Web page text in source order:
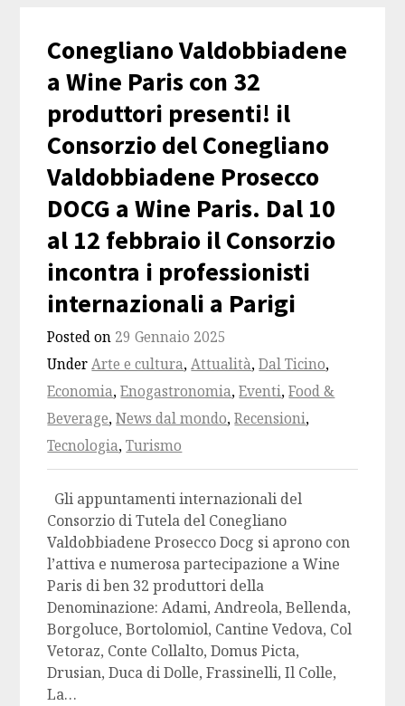
Conegliano Valdobbiadene
a Wine Paris con 32
produttori presenti! il
Consorzio del Conegliano
Valdobbiadene Prosecco
DOCG a Wine Paris. Dal 10
al 12 febbraio il Consorzio
incontra i professionisti
internazionali a Parigi
Posted on 29 Gennaio 2025
UnderArte e cultura,Attualità,Dal Ticino,
Economia,Enogastronomia,Eventi,Food &
Beverage,News dal mondo,Recensioni,
Tecnologia,Turismo
Gli appuntamenti internazionali del
Consorzio di Tutela del Conegliano
Valdobbiadene Prosecco Docg si aprono con
l’attiva e numerosa partecipazione a Wine
Paris di ben 32 produttori della
Denominazione: Adami, Andreola, Bellenda,
Borgoluce, Bortolomiol, Cantine Vedova, Col
Vetoraz, Conte Collalto, Domus Picta,
Drusian, Duca di Dolle, Frassinelli, Il Colle,
La…